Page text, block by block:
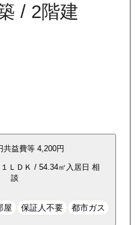
/ 2階建
共益費等 4,200円
１ＬＤＫ / 54.34㎡ 入居日 相
談
屋 保証人不要 都市ガス